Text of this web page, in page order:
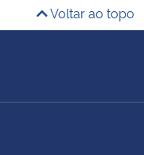
Voltar ao topo